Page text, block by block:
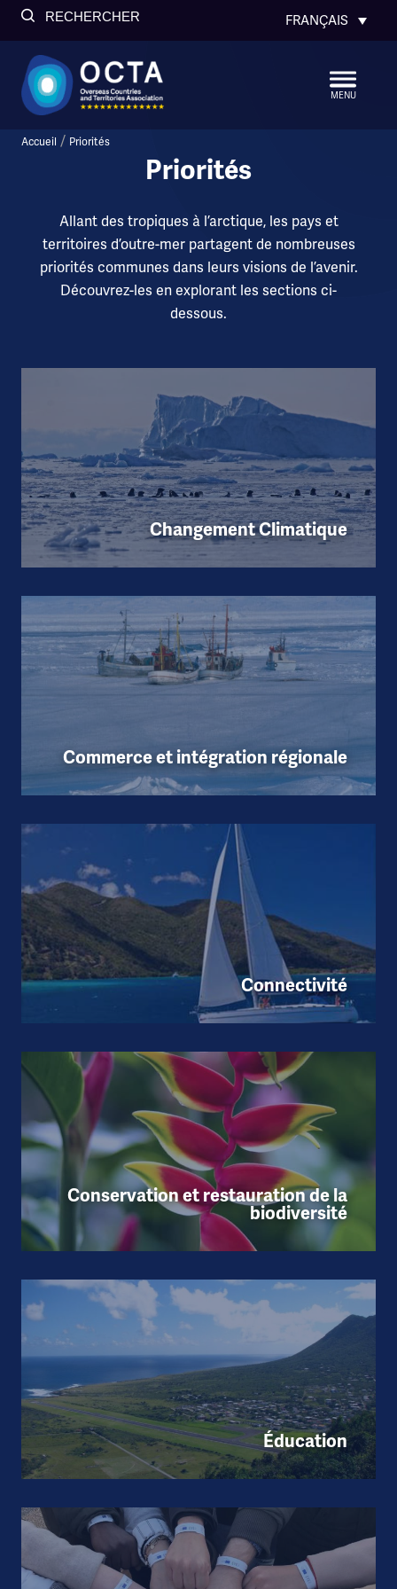
RECHERCHER FRANÇAIS
MENU
Accueil / Priorités
Priorités
Allant des tropiques à l’arctique, les pays et
territoires d’outre-mer partagent de nombreuses
priorités communes dans leurs visions de l’avenir.
Découvrez-les en explorant les sections ci-
dessous.
Changement Climatique
Commerce et intégration régionale
Connectivité
Conservation et restauration de la
biodiversité
Éducation